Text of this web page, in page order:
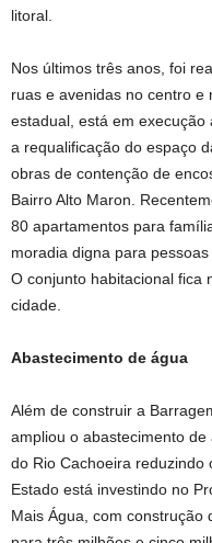
litoral.
Nos últimos três anos, foi
ruas e avenidas no centro
estadual, está em
a requalificação do espaço
obras de contenção de
Bairro Alto Maron.
80 apartamentos para
moradia digna para
O conjunto habitacional fica
cidade.
Abastecimento de água
Além de construir a
ampliou o abastecimento
do Rio Cachoeira reduzindo
Estado está investindo no
Mais Água, com construção